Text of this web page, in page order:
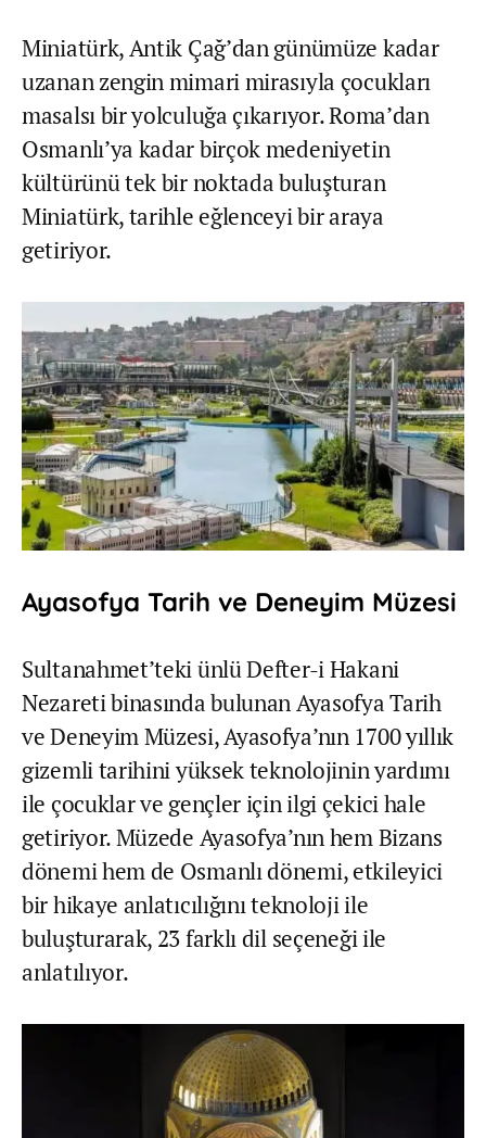
Miniatürk, Antik Çağ’dan günümüze kadar
uzanan zengin mimari mirasıyla çocukları
masalsı bir yolculuğa çıkarıyor. Roma’dan
Osmanlı’ya kadar birçok medeniyetin
kültürünü tek bir noktada buluşturan
Miniatürk, tarihle eğlenceyi bir araya
getiriyor.
Ayasofya Tarih ve Deneyim Müzesi
Sultanahmet’teki ünlü Defter-i Hakani
Nezareti binasında bulunan Ayasofya Tarih
ve Deneyim Müzesi, Ayasofya’nın 1700 yıllık
gizemli tarihini yüksek teknolojinin yardımı
ile çocuklar ve gençler için ilgi çekici hale
getiriyor. Müzede Ayasofya’nın hem Bizans
dönemi hem de Osmanlı dönemi, etkileyici
bir hikaye anlatıcılığını teknoloji ile
buluşturarak, 23 farklı dil seçeneği ile
anlatılıyor.